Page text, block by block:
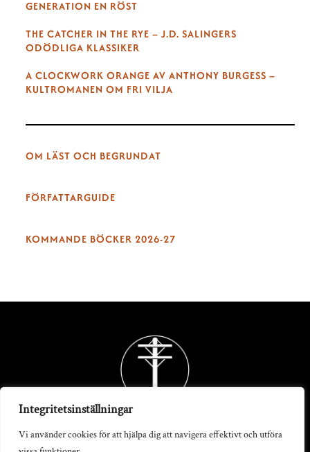
Integritetsinställningar
Vi använder cookies för att hjälpa dig att navigera effektivt och utföra
GENERATION EN RÖST
THE CATCHER IN THE RYE – J.D. SALINGERS
ODÖDLIGA KLASSIKER
A CLOCKWORK ORANGE AV ANTHONY BURGESS –
KULTROMANEN OM FRI VILJA
OM LÄST OCH BEGRUNDAT
FÖRFATTARGUIDE
KOMMANDE BÖCKER 2026-27
Back
To